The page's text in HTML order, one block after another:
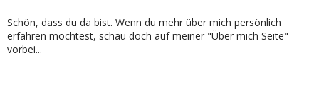
Schön, dass du da bist. Wenn du mehr über mich persönlich
erfahren möchtest, schau doch auf meiner "Über mich Seite"
vorbei...